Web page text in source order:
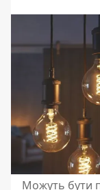
Можуть бути